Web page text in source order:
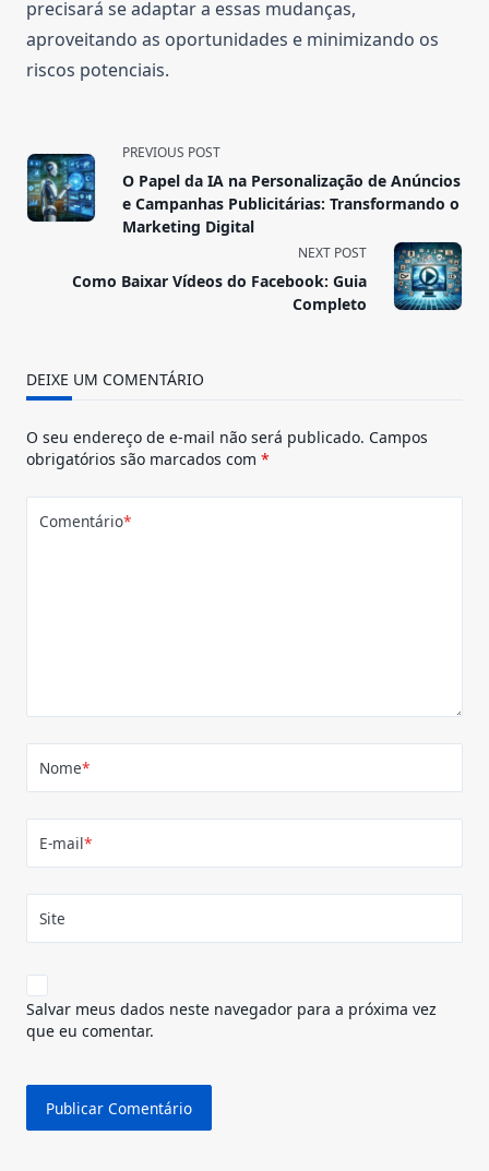
precisará se adaptar a essas mudanças,
aproveitando as oportunidades e minimizando os
riscos potenciais.
<span
class="nav-
subtitle
screen-
text">Page</span>
PREVIOUS POST
O Papel da IA na Personalização de Anúncios
e Campanhas Publicitárias: Transformando o
Marketing Digital
NEXT POST
Como Baixar Vídeos do Facebook: Guia
Completo
DEIXE UM COMENTÁRIO
O seu endereço de e-mail não será publicado. Campos
obrigatórios são marcados com *
Comentário*
Nome*
E-mail*
Site
Salvar meus dados neste navegador para a próxima vez
que eu comentar.